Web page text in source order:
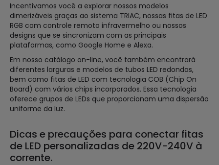
Incentivamos você a explorar nossos modelos
dimerizáveis graças ao sistema TRIAC, nossas fitas de LED
RGB com controle remoto infravermelho ou nossos
designs que se sincronizam com as principais
plataformas, como Google Home e Alexa.
Em nosso catálogo on-line, você também encontrará
diferentes larguras e modelos de tubos LED redondas,
bem como fitas de LED com tecnologia COB (Chip On
Board) com vários chips incorporados. Essa tecnologia
oferece grupos de LEDs que proporcionam uma dispersão
uniforme da luz.
Dicas e precauções para conectar fitas
de LED personalizadas de 220V-240V à
corrente.